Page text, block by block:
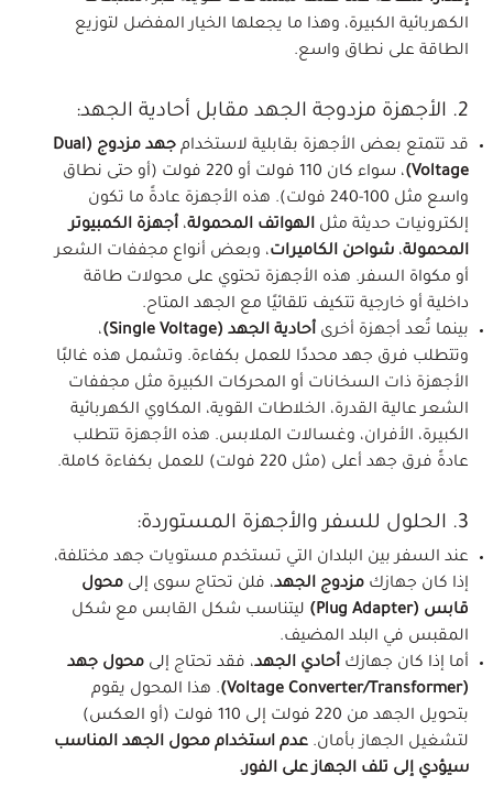
الكهربائية الكبيرة، وهذا ما يجعلها الخيار المفضل لتوزيع
الطاقة على نطاق واسع.
2. الأجهزة مزدوجة الجهد مقابل أحادية الجهد:
قد تتمتع بعض الأجهزة بقابلية لاستخدام
جهد مزدوج (Dual
Voltage)
، سواء كان 110 فولت أو 220 فولت (أو حتى نطاق
واسع مثل 100-240 فولت). هذه الأجهزة عادةً ما تكون
إلكترونيات حديثة مثل الهواتف المحمولة، أجهزة الكمبيوتر
المحمولة، شواحن الكاميرات، وبعض أنواع مجففات الشعر
أو مكواة السفر. هذه الأجهزة تحتوي على محولات طاقة
داخلية أو خارجية تتكيف تلقائيًا مع الجهد المتاح.
بينما تُعد أجهزة أخرى أحادية الجهد (Single Voltage)
،
وتتطلب فرق جهد محددًا للعمل بكفاءة. وتشمل هذه غالبًا
الأجهزة ذات السخانات أو المحركات الكبيرة مثل مجففات
الشعر عالية القدرة، الخلاطات القوية، المكاوي الكهربائية
الكبيرة، الأفران، وغسالات الملابس. هذه الأجهزة تتطلب
عادةً فرق جهد أعلى (مثل 220 فولت) للعمل بكفاءة كاملة.
3. الحلول للسفر والأجهزة المستوردة:
عند السفر بين البلدان التي تستخدم مستويات جهد مختلفة،
إذا كان جهازك مزدوج الجهد، فلن تحتاج سوى إلى محول
قابس (Plug Adapter)
ليتناسب شكل القابس مع شكل
المقبس في البلد المضيف.
أما إذا كان جهازك أحادي الجهد، فقد تحتاج إلى محول جهد
(Voltage Converter/Transformer)
. هذا المحول يقوم
بتحويل الجهد من 220 فولت إلى 110 فولت (أو العكس)
لتشغيل الجهاز بأمان. عدم استخدام محول الجهد المناسب
سيؤدي إلى تلف الجهاز على الفور.